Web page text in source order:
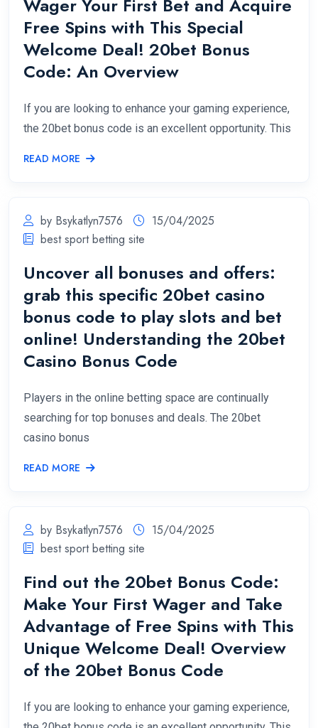
Wager Your First Bet and Acquire
Free Spins with This Special
Welcome Deal! 20bet Bonus
Code: An Overview
If you are looking to enhance your gaming experience,
the 20bet bonus code is an excellent opportunity. This
READ MORE
by Bsykatlyn7576
15/04/2025
best sport betting site
Uncover all bonuses and offers:
grab this specific 20bet casino
bonus code to play slots and bet
online! Understanding the 20bet
Casino Bonus Code
Players in the online betting space are continually
searching for top bonuses and deals. The 20bet
casino bonus
READ MORE
by Bsykatlyn7576
15/04/2025
best sport betting site
Find out the 20bet Bonus Code:
Make Your First Wager and Take
Advantage of Free Spins with This
Unique Welcome Deal! Overview
of the 20bet Bonus Code
If you are looking to enhance your gaming experience,